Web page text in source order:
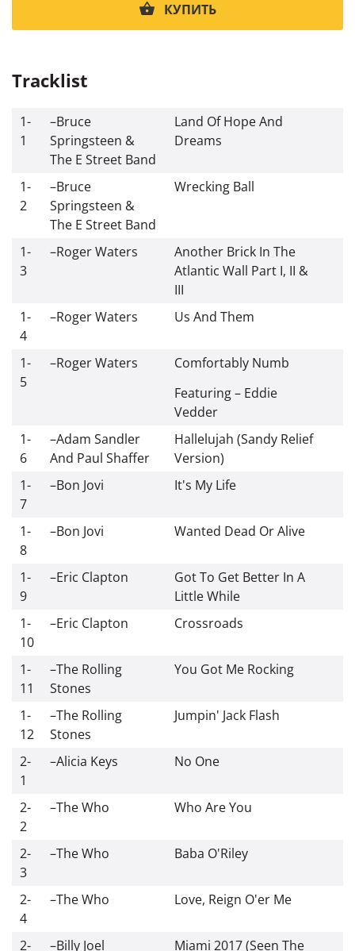
КУПИТЬ
Tracklist
1-
1
–Bruce
Springsteen &
The E Street Band
Land Of Hope And
Dreams
1-
2
–Bruce
Springsteen &
The E Street Band
Wrecking Ball
1-
3
–Roger Waters
Another Brick In The
Atlantic Wall Part I, II &
III
1-
4
–Roger Waters Us And Them
1-
5
–Roger Waters
Comfortably Numb
Featuring – Eddie
Vedder
1-
6
–Adam Sandler
And Paul Shaffer
Hallelujah (Sandy Relief
Version)
1-
7
–Bon Jovi It's My Life
1-
8
–Bon Jovi Wanted Dead Or Alive
1-
9
–Eric Clapton
Got To Get Better In A
Little While
1-
10
–Eric Clapton Crossroads
1-
11
–The Rolling
Stones
You Got Me Rocking
1-
12
–The Rolling
Stones
Jumpin' Jack Flash
2-
1
–Alicia Keys No One
2-
2
–The Who Who Are You
2-
3
–The Who Baba O'Riley
2-
4
–The Who Love, Reign O'er Me
2- –Billy Joel Miami 2017 (Seen The